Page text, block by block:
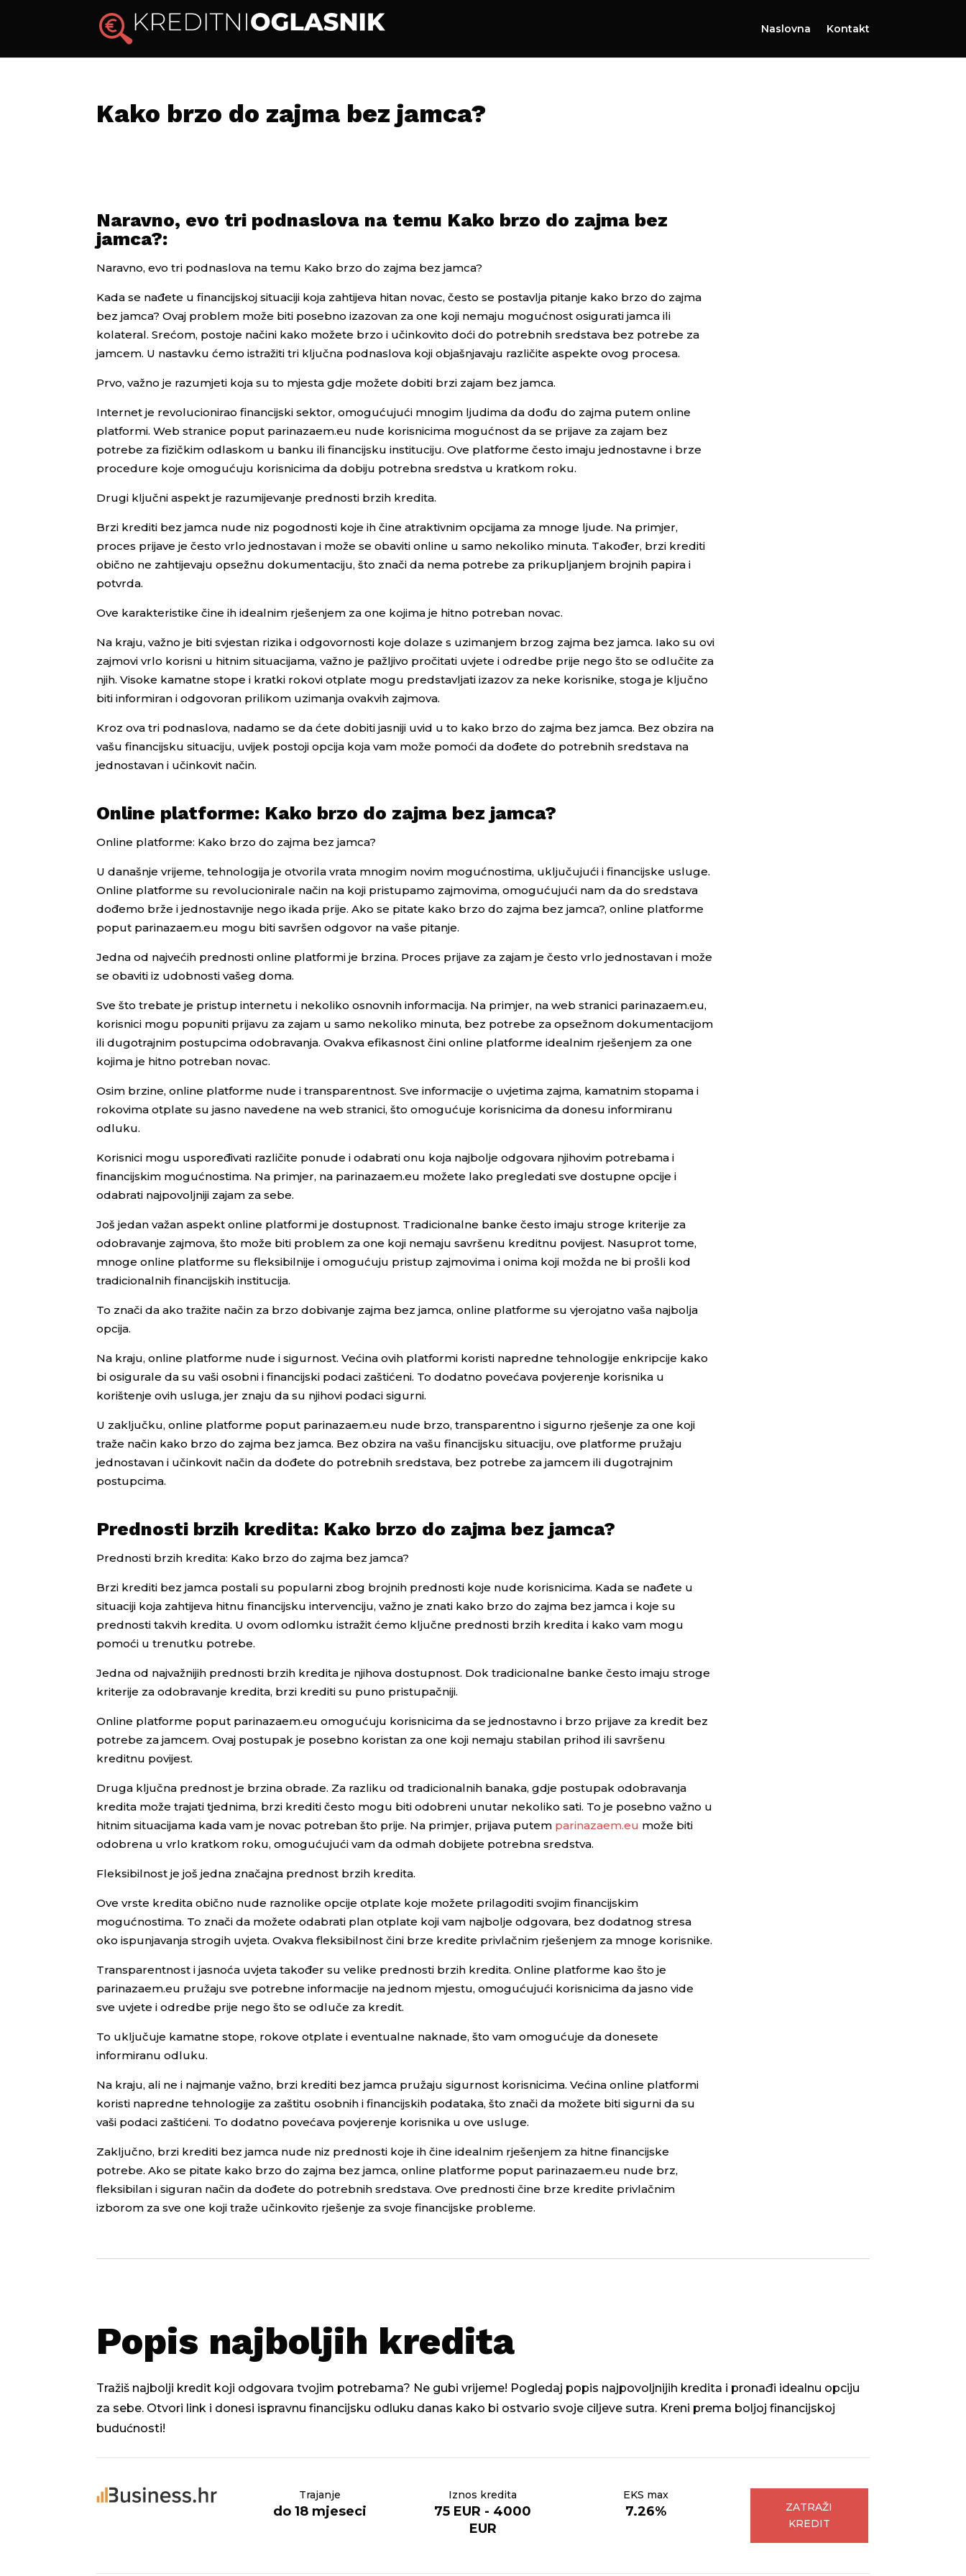
Naslovna Kontakt
Kako brzo do zajma bez jamca?
Naravno, evo tri podnaslova na temu Kako brzo do zajma bez
jamca?:
Naravno, evo tri podnaslova na temu Kako brzo do zajma bez jamca?
Kada se nađete u financijskoj situaciji koja zahtijeva hitan novac, često se postavlja pitanje kako brzo do zajma
bez jamca? Ovaj problem može biti posebno izazovan za one koji nemaju mogućnost osigurati jamca ili
kolateral. Srećom, postoje načini kako možete brzo i učinkovito doći do potrebnih sredstava bez potrebe za
jamcem. U nastavku ćemo istražiti tri ključna podnaslova koji objašnjavaju različite aspekte ovog procesa.
Prvo, važno je razumjeti koja su to mjesta gdje možete dobiti brzi zajam bez jamca.
Internet je revolucionirao financijski sektor, omogućujući mnogim ljudima da dođu do zajma putem online
platformi. Web stranice poput parinazaem.eu nude korisnicima mogućnost da se prijave za zajam bez
potrebe za fizičkim odlaskom u banku ili financijsku instituciju. Ove platforme često imaju jednostavne i brze
procedure koje omogućuju korisnicima da dobiju potrebna sredstva u kratkom roku.
Drugi ključni aspekt je razumijevanje prednosti brzih kredita.
Brzi krediti bez jamca nude niz pogodnosti koje ih čine atraktivnim opcijama za mnoge ljude. Na primjer,
proces prijave je često vrlo jednostavan i može se obaviti online u samo nekoliko minuta. Također, brzi krediti
obično ne zahtijevaju opsežnu dokumentaciju, što znači da nema potrebe za prikupljanjem brojnih papira i
potvrda.
Ove karakteristike čine ih idealnim rješenjem za one kojima je hitno potreban novac.
Na kraju, važno je biti svjestan rizika i odgovornosti koje dolaze s uzimanjem brzog zajma bez jamca. Iako su ovi
zajmovi vrlo korisni u hitnim situacijama, važno je pažljivo pročitati uvjete i odredbe prije nego što se odlučite za
njih. Visoke kamatne stope i kratki rokovi otplate mogu predstavljati izazov za neke korisnike, stoga je ključno
biti informiran i odgovoran prilikom uzimanja ovakvih zajmova.
Kroz ova tri podnaslova, nadamo se da ćete dobiti jasniji uvid u to kako brzo do zajma bez jamca. Bez obzira na
vašu financijsku situaciju, uvijek postoji opcija koja vam može pomoći da dođete do potrebnih sredstava na
jednostavan i učinkovit način.
Online platforme: Kako brzo do zajma bez jamca?
Online platforme: Kako brzo do zajma bez jamca?
U današnje vrijeme, tehnologija je otvorila vrata mnogim novim mogućnostima, uključujući i financijske usluge.
Online platforme su revolucionirale način na koji pristupamo zajmovima, omogućujući nam da do sredstava
dođemo brže i jednostavnije nego ikada prije. Ako se pitate kako brzo do zajma bez jamca?, online platforme
poput parinazaem.eu mogu biti savršen odgovor na vaše pitanje.
Jedna od najvećih prednosti online platformi je brzina. Proces prijave za zajam je često vrlo jednostavan i može
se obaviti iz udobnosti vašeg doma.
Sve što trebate je pristup internetu i nekoliko osnovnih informacija. Na primjer, na web stranici parinazaem.eu,
korisnici mogu popuniti prijavu za zajam u samo nekoliko minuta, bez potrebe za opsežnom dokumentacijom
ili dugotrajnim postupcima odobravanja. Ovakva efikasnost čini online platforme idealnim rješenjem za one
kojima je hitno potreban novac.
Osim brzine, online platforme nude i transparentnost. Sve informacije o uvjetima zajma, kamatnim stopama i
rokovima otplate su jasno navedene na web stranici, što omogućuje korisnicima da donesu informiranu
odluku.
Korisnici mogu uspoređivati različite ponude i odabrati onu koja najbolje odgovara njihovim potrebama i
financijskim mogućnostima. Na primjer, na parinazaem.eu možete lako pregledati sve dostupne opcije i
odabrati najpovoljniji zajam za sebe.
Još jedan važan aspekt online platformi je dostupnost. Tradicionalne banke često imaju stroge kriterije za
odobravanje zajmova, što može biti problem za one koji nemaju savršenu kreditnu povijest. Nasuprot tome,
mnoge online platforme su fleksibilnije i omogućuju pristup zajmovima i onima koji možda ne bi prošli kod
tradicionalnih financijskih institucija.
To znači da ako tražite način za brzo dobivanje zajma bez jamca, online platforme su vjerojatno vaša najbolja
opcija.
Na kraju, online platforme nude i sigurnost. Većina ovih platformi koristi napredne tehnologije enkripcije kako
bi osigurale da su vaši osobni i financijski podaci zaštićeni. To dodatno povećava povjerenje korisnika u
korištenje ovih usluga, jer znaju da su njihovi podaci sigurni.
U zaključku, online platforme poput parinazaem.eu nude brzo, transparentno i sigurno rješenje za one koji
traže način kako brzo do zajma bez jamca. Bez obzira na vašu financijsku situaciju, ove platforme pružaju
jednostavan i učinkovit način da dođete do potrebnih sredstava, bez potrebe za jamcem ili dugotrajnim
postupcima.
Prednosti brzih kredita: Kako brzo do zajma bez jamca?
Prednosti brzih kredita: Kako brzo do zajma bez jamca?
Brzi krediti bez jamca postali su popularni zbog brojnih prednosti koje nude korisnicima. Kada se nađete u
situaciji koja zahtijeva hitnu financijsku intervenciju, važno je znati kako brzo do zajma bez jamca i koje su
prednosti takvih kredita. U ovom odlomku istražit ćemo ključne prednosti brzih kredita i kako vam mogu
pomoći u trenutku potrebe.
Jedna od najvažnijih prednosti brzih kredita je njihova dostupnost. Dok tradicionalne banke često imaju stroge
kriterije za odobravanje kredita, brzi krediti su puno pristupačniji.
Online platforme poput parinazaem.eu omogućuju korisnicima da se jednostavno i brzo prijave za kredit bez
potrebe za jamcem. Ovaj postupak je posebno koristan za one koji nemaju stabilan prihod ili savršenu
kreditnu povijest.
Druga ključna prednost je brzina obrade. Za razliku od tradicionalnih banaka, gdje postupak odobravanja
kredita može trajati tjednima, brzi krediti često mogu biti odobreni unutar nekoliko sati. To je posebno važno u
hitnim situacijama kada vam je novac potreban što prije. Na primjer, prijava putem parinazaem.eu može biti
odobrena u vrlo kratkom roku, omogućujući vam da odmah dobijete potrebna sredstva.
Fleksibilnost je još jedna značajna prednost brzih kredita.
Ove vrste kredita obično nude raznolike opcije otplate koje možete prilagoditi svojim financijskim
mogućnostima. To znači da možete odabrati plan otplate koji vam najbolje odgovara, bez dodatnog stresa
oko ispunjavanja strogih uvjeta. Ovakva fleksibilnost čini brze kredite privlačnim rješenjem za mnoge korisnike.
Transparentnost i jasnoća uvjeta također su velike prednosti brzih kredita. Online platforme kao što je
parinazaem.eu pružaju sve potrebne informacije na jednom mjestu, omogućujući korisnicima da jasno vide
sve uvjete i odredbe prije nego što se odluče za kredit.
To uključuje kamatne stope, rokove otplate i eventualne naknade, što vam omogućuje da donesete
informiranu odluku.
Na kraju, ali ne i najmanje važno, brzi krediti bez jamca pružaju sigurnost korisnicima. Većina online platformi
koristi napredne tehnologije za zaštitu osobnih i financijskih podataka, što znači da možete biti sigurni da su
vaši podaci zaštićeni. To dodatno povećava povjerenje korisnika u ove usluge.
Zaključno, brzi krediti bez jamca nude niz prednosti koje ih čine idealnim rješenjem za hitne financijske
potrebe. Ako se pitate kako brzo do zajma bez jamca, online platforme poput parinazaem.eu nude brz,
fleksibilan i siguran način da dođete do potrebnih sredstava. Ove prednosti čine brze kredite privlačnim
izborom za sve one koji traže učinkovito rješenje za svoje financijske probleme.
Popis najboljih kredita
Tražiš najbolji kredit koji odgovara tvojim potrebama? Ne gubi vrijeme! Pogledaj popis najpovoljnijih kredita i pronađi idealnu opciju
za sebe. Otvori link i donesi ispravnu financijsku odluku danas kako bi ostvario svoje ciljeve sutra. Kreni prema boljoj financijskoj
budućnosti!
Trajanje
do 18 mjeseci
Iznos kredita
75 EUR - 4000
EUR
EKS max
7.26%
ZATRAŽI
KREDIT